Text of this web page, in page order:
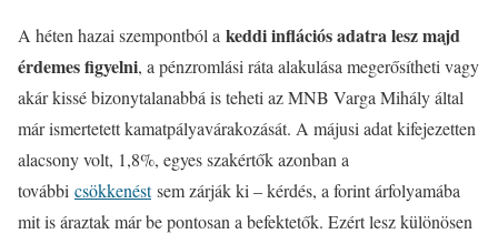
A héten hazai szempontból a keddi inflációs adatra lesz majd
érdemes figyelni, a pénzromlási ráta alakulása megerősítheti vagy
akár kissé bizonytalanabbá is teheti az MNB Varga Mihály által
már ismertetett kamatpályavárakozását. A májusi adat kifejezetten
alacsony volt, 1,8%, egyes szakértők azonban a
további csökkenéstsem zárják ki – kérdés, a forint árfolyamába
mit is áraztak már be pontosan a befektetők. Ezért lesz különösen